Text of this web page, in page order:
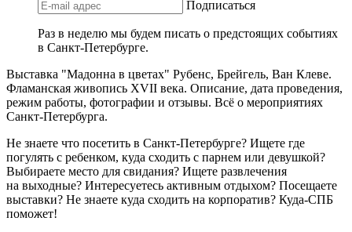
Подписаться
Раз в неделю мы будем писать о предстоящих событиях
в Санкт-Петербурге.
Выставка "Мадонна в цветах" Рубенс, Брейгель, Ван Клеве.
Фламанская живопись XVII века. Описание, дата проведения,
режим работы, фотографии и отзывы. Всё о мероприятиях
Санкт-Петербурга.
Не знаете что посетить в Санкт-Петербурге? Ищете где
погулять с ребенком, куда сходить с парнем или девушкой?
Выбираете место для свидания? Ищете развлечения
на выходные? Интересуетесь активным отдыхом? Посещаете
выставки? Не знаете куда сходить на корпоратив? Куда-СПБ
поможет!